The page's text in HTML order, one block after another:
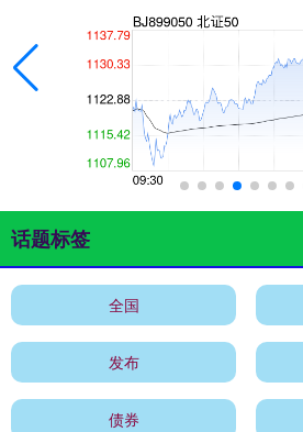
话题标签
全国
发布
债券